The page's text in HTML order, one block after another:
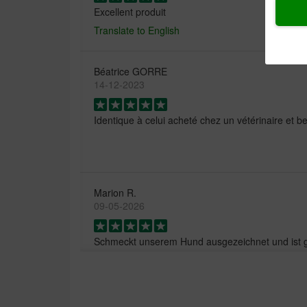
Excellent produit
Translate to English
Béatrice GORRE
14-12-2023
Identique à celui acheté chez un vétérinaire et
Marion R.
09-05-2026
Schmeckt unserem Hund ausgezeichnet und ist